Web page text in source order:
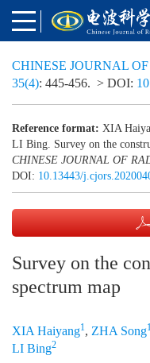
CHINESE JOURNAL
35(4): 445-456. > DOI:
Reference format: XIA
LI Bing. Survey on the
CHINESE JOURNAL OF
DOI: 10.13443/
Survey on the
spectrum map
XIA Haiyang1, ZHA Song
LI Bing2